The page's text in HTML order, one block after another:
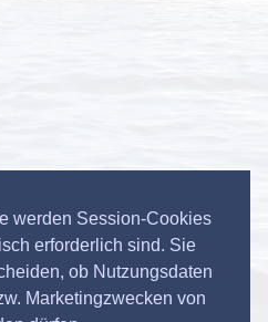
werden Session-Cookies
erforderlich sind. Sie
ob Nutzungsdaten
Marketingzwecken von